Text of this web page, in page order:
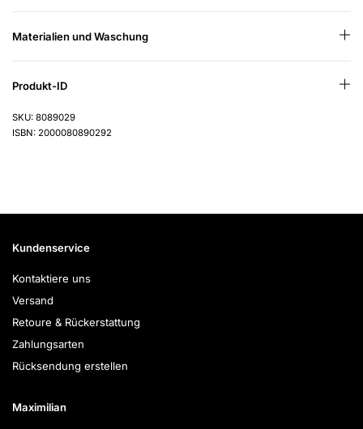
Materialien und Waschung
Produkt-ID
SKU: 8089029
ISBN: 2000080890292
Kundenservice
Kontaktiere uns
Versand
Retoure & Rückerstattung
Zahlungsarten
Rücksendung erstellen
Maximilian